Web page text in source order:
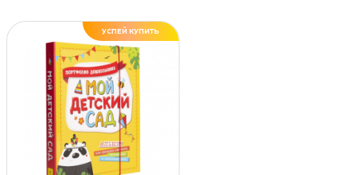
УСПЕЙ КУПИТЬ